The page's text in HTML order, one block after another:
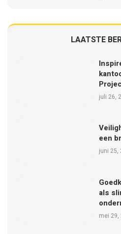
LAATSTE
juli 26,
een
juni 25,
als
mei 29,